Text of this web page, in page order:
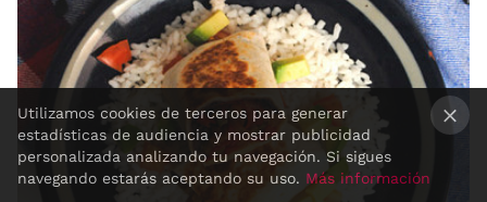
Utilizamos cookies de terceros para generar
estadísticas de audiencia y mostrar publicidad
personalizada analizando tu navegación. Si sigues
navegando estarás aceptando su uso. Más información